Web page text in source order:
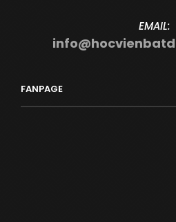
EMAIL:
FANPAGE